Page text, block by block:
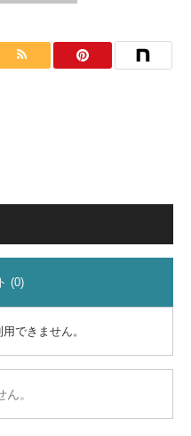
(0)
できません。
。